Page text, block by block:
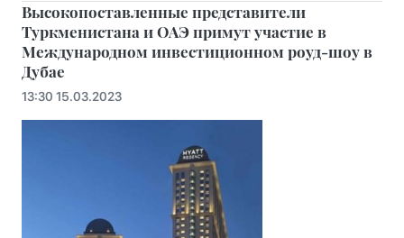
Высокопоставленные представители
Туркменистана и ОАЭ примут участие в
Международном инвестиционном роуд-шоу в
Дубае
13:30 15.03.2023